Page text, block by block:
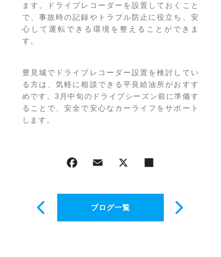
ます。ドライブレコーダーを設置しておくこと
で、事故時の記録やトラブル防止に役立ち、安
心して運転できる環境を整えることができま
す。
豊見城でドライブレコーダー設置を検討してい
る方は、気軽に相談できる平良給油所がおすす
めです。3月中旬のドライブシーズン前に準備す
ることで、安全で安心なカーライフをサポート
します。
ブログ一覧